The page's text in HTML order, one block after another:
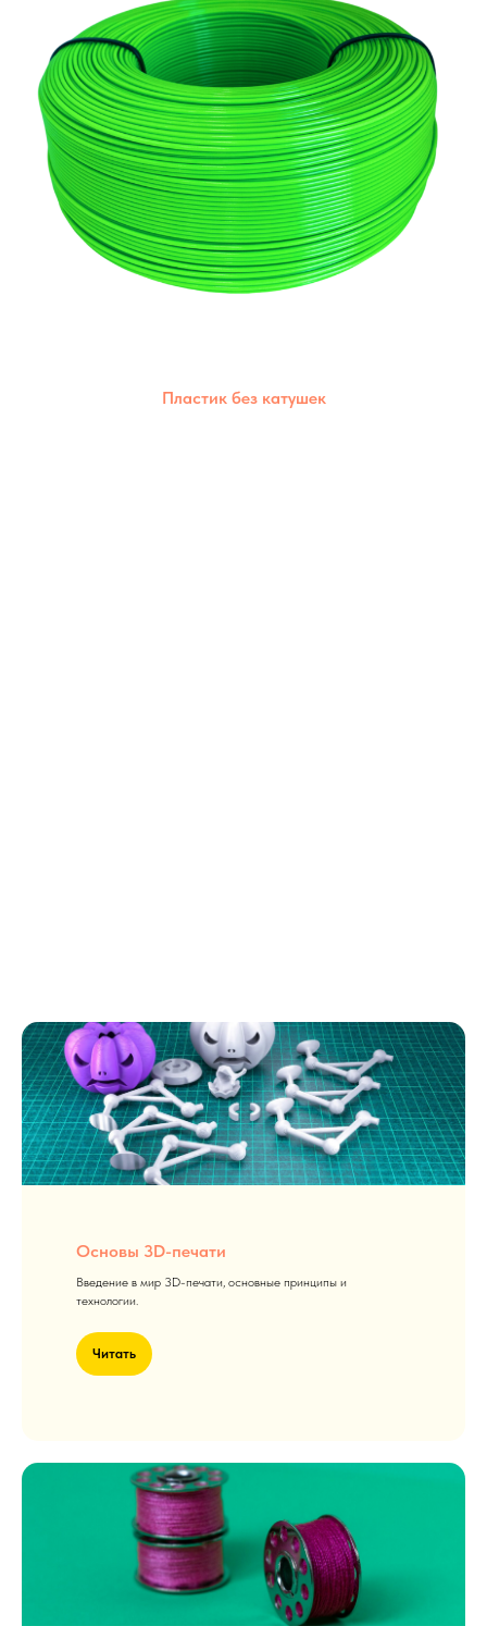
Пластик без катушек
Основы 3D-печати
Введение в мир 3D-печати, основные принципы и
технологии.
Читать